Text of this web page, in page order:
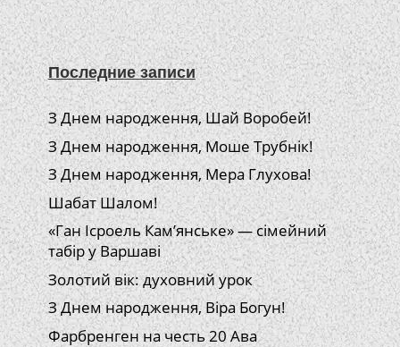
Последние записи
З Днем народження, Шай Воробей!
З Днем народження, Моше Трубнік!
З Днем народження, Мера Глухова!
Шабат Шалом!
«Ган Ісроель Кам’янське» — сімейний
табір у Варшаві
Золотий вік: духовний урок
З Днем народження, Віра Богун!
Фарбренген на честь 20 Ава